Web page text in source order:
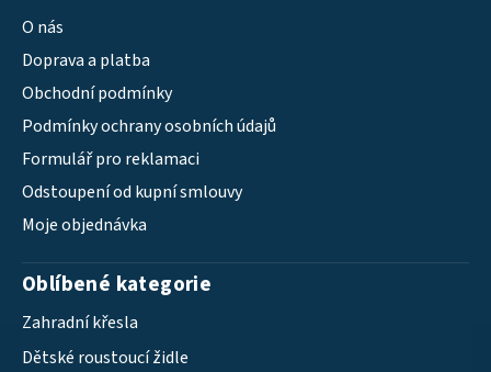
O nás
Doprava a platba
Obchodní podmínky
Podmínky ochrany osobních údajů
Formulář pro reklamaci
Odstoupení od kupní smlouvy
Moje objednávka
Oblíbené kategorie
Zahradní křesla
Dětské roustoucí židle